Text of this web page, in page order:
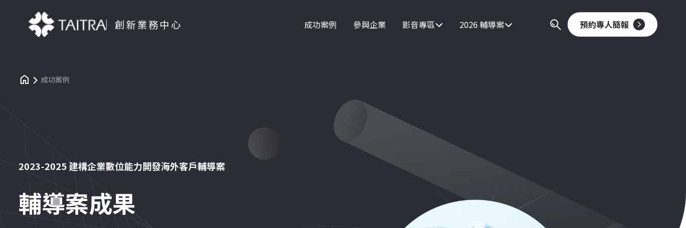
創新業務中心 成功案例 參與企業 影音專區 2026 輔導案 預約專人簡報
成功案例
2023-2025 建構企業數位能力開發海外客戶輔導案
輔導案成果